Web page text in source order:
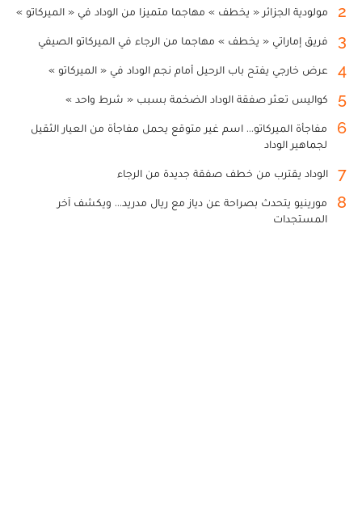
2 مولودية الجزائر « يخطف » مهاجما متميزا من الوداد في « الميركاتو »
3 فريق إماراتي « يخطف » مهاجما من الرجاء في الميركاتو الصيفي
4 عرض خارجي يفتح باب الرحيل أمام نجم الوداد في « الميركاتو »
5 كواليس تعثر صفقة الوداد الضخمة بسبب « شرط واحد »
6
مفاجأة الميركاتو... اسم غير متوقع يحمل مفاجأة من العيار الثقيل
لجماهير الوداد
7 الوداد يقترب من خطف صفقة جديدة من الرجاء
8
مورينيو يتحدث بصراحة عن دياز مع ريال مدريد... ويكشف آخر
المستجدات